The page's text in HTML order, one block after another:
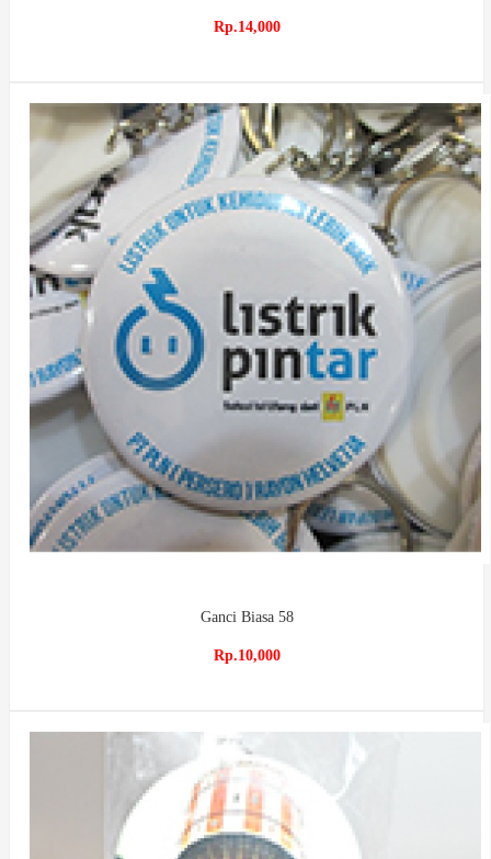
Rp.14,000
Ganci Biasa 58
Rp.10,000